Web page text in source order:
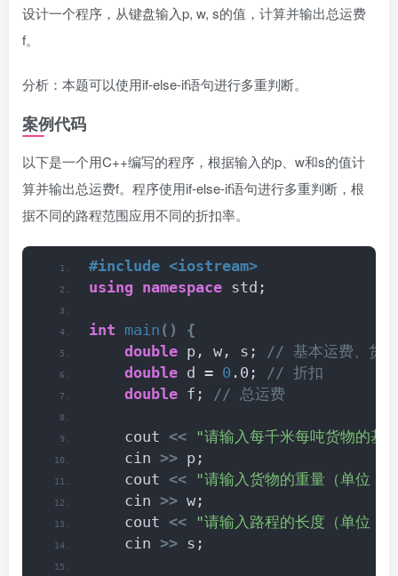
设计一个程序，从键盘输入p, w, s的值，计算并输出总运费
f。
分析：本题可以使用if-else-if语句进行多重判断。
案例代码
以下是一个用C++编写的程序，根据输入的p、w和s的值计
算并输出总运费f。程序使用if-else-if语句进行多重判断，根
据不同的路程范围应用不同的折扣率。
#include <iostream>
using namespace std;
int main ()
{
double p, w, s;
// 基本运费、货
double d = 0 .0;
// 折扣
double f; // 总运费
    cout
<< "请输入每千米每吨货物的基
    cin
>> p;
    cout
<< "请输入货物的重量（单位：
    cin
>> w;
    cout
<< "请输入路程的长度（单位：
    cin
>> s;